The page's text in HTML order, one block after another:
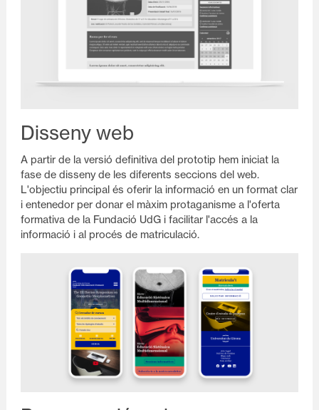
Disseny web
A partir de la versió definitiva del prototip hem iniciat la
fase de disseny de les diferents seccions del web.
L'objectiu principal és oferir la informació en un format clar
i entenedor per donar el màxim protaganisme a l'oferta
formativa de la Fundació UdG i facilitar l'accés a la
informació i al procés de matriculació.